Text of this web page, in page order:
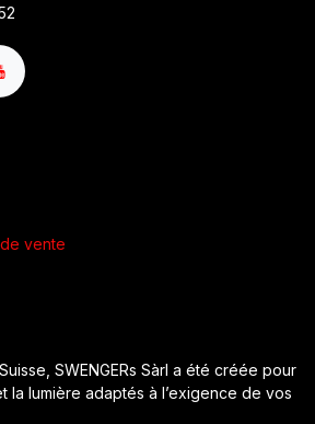
vente
SWENGERs Sàrl a été créée pour
la lumière adaptés à l’exigence de vos